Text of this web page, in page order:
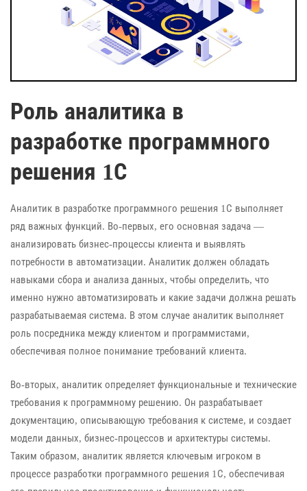
Роль аналитика в
разработке программного
решения 1С
Аналитик в разработке программного решения 1С выполняет
ряд важных функций. Во-первых, его основная задача —
анализировать бизнес-процессы клиента и выявлять
потребности в автоматизации. Аналитик должен обладать
навыками сбора и анализа данных, чтобы определить, что
именно нужно автоматизировать и какие задачи должна решать
разрабатываемая система. В этом случае аналитик выполняет
роль посредника между клиентом и программистами,
обеспечивая полное понимание требований клиента.
Во-вторых, аналитик определяет функциональные и технические
требования к программному решению. Он разрабатывает
документацию, описывающую требования к системе, и создает
модели данных, бизнес-процессов и архитектуры системы.
Таким образом, аналитик является ключевым игроком в
процессе разработки программного решения 1С, обеспечивая